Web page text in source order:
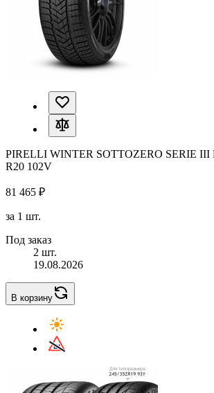
PIRELLI WINTER SOTTOZERO SERIE III
R20 102V
81 465 ₽
за 1 шт.
Под заказ
2 шт.
19.08.2026
В корзину